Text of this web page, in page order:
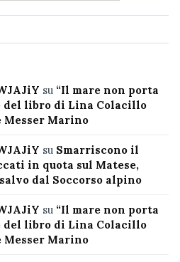
su “Il mare non porta
del libro di Lina Colacillo
Messer Marino
su Smarriscono il
in quota sul Matese,
dal Soccorso alpino
su “Il mare non porta
del libro di Lina Colacillo
Messer Marino